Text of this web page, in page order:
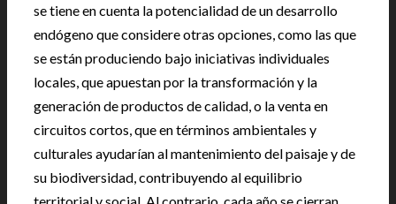
se tiene en cuenta la potencialidad de un desarrollo
endógeno que considere otras opciones, como las que
se están produciendo bajo iniciativas individuales
locales, que apuestan por la transformación y la
generación de productos de calidad, o la venta en
circuitos cortos, que en términos ambientales y
culturales ayudarían al mantenimiento del paisaje y de
su biodiversidad, contribuyendo al equilibrio